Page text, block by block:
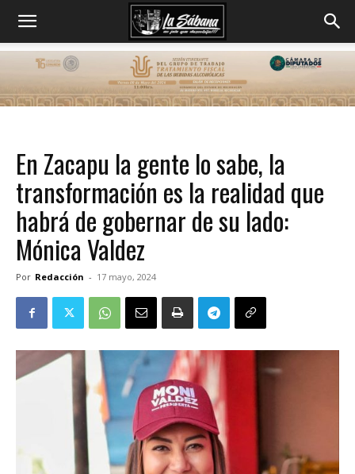
En Zacapu la gente lo sabe, la
transformación es la realidad que
habrá de gobernar de su lado:
Mónica Valdez
Por Redacción - 17 mayo, 2024